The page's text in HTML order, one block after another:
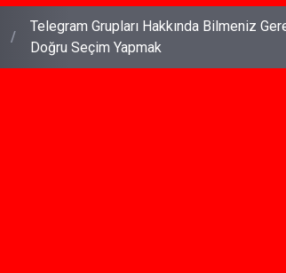
İş Davaları: Haklarınızı Bilmek ve Koruma